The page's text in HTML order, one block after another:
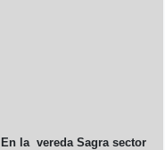
En la vereda Sagra sector